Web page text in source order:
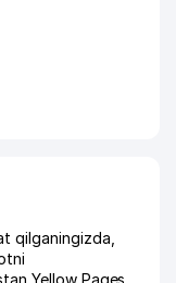
qilganingizda,
Yellow Pages